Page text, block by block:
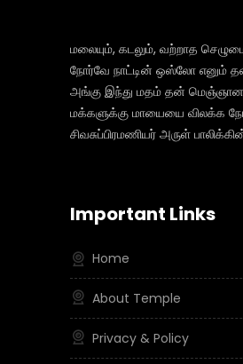
மலையும், கடலும், வற்றாத
நோர்வே நாட்டின் ஒஸ்லோ எனும்
அங்கு இந்து மதம் தன்
மக்களுக்கு மாயையை விலக்க
சிவசுப்பிரமணியர் அருள்
Important Links
Home
About Temple
Privacy & Policy